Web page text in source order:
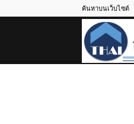
ค้นหาบนเว็บไซต์